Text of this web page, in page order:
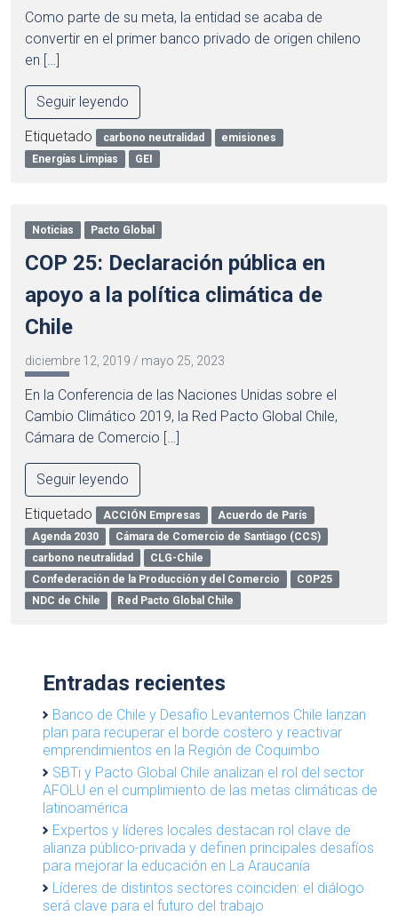
Como parte de su meta, la entidad se acaba de
convertir en el primer banco privado de origen chileno
en […]
Seguir leyendo
Etiquetado carbono neutralidad
emisiones
Energías Limpias
GEI
Noticias Pacto Global
COP 25: Declaración pública en
apoyo a la política climática de
Chile
diciembre 12, 2019 / mayo 25, 2023
En la Conferencia de las Naciones Unidas sobre el
Cambio Climático 2019, la Red Pacto Global Chile,
Cámara de Comercio […]
Seguir leyendo
Etiquetado ACCIÓN Empresas
Acuerdo de París
Agenda 2030
Cámara de Comercio de Santiago (CCS)
carbono neutralidad
CLG-Chile
Confederación de la Producción y del Comercio
COP25
NDC de Chile
Red Pacto Global Chile
Entradas recientes
Banco de Chile y Desafío Levantemos Chile lanzan
plan para recuperar el borde costero y reactivar
emprendimientos en la Región de Coquimbo
SBTi y Pacto Global Chile analizan el rol del sector
AFOLU en el cumplimiento de las metas climáticas de
latinoamérica
Expertos y líderes locales destacan rol clave de
alianza público-privada y definen principales desafíos
para mejorar la educación en La Araucanía
Líderes de distintos sectores coinciden: el diálogo
será clave para el futuro del trabajo